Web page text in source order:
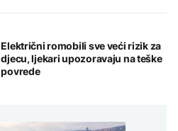
Električni romobili sve veći rizik za
djecu, ljekari upozoravaju na teške
povrede